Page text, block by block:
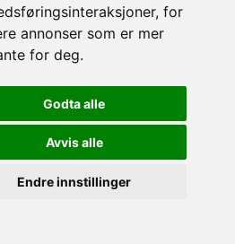
, for
annonser som er mer
for deg.
Godta alle
Avvis alle
Endre innstillinger